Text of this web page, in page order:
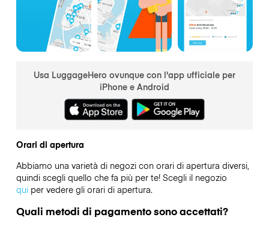
Usa LuggageHero ovunque con l'app ufficiale per
iPhone e Android
Orari di apertura
Abbiamo una varietà di negozi con orari di apertura diversi,
quindi scegli quello che fa più per te! Scegli il negozio
quiper vedere gli orari di apertura.
Quali metodi di pagamento sono accettati?